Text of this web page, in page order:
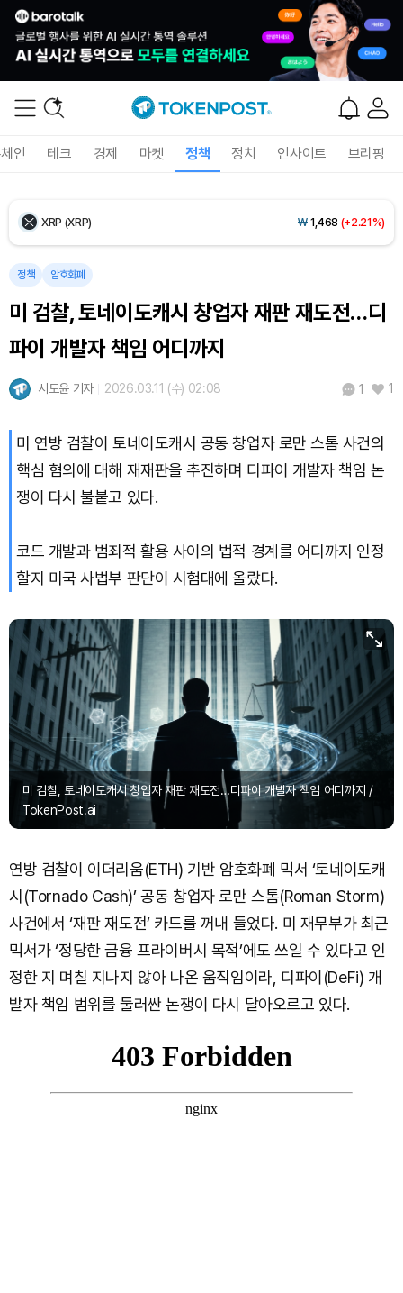
인 테크 경제 마켓 정책 정치 인사이트 브리핑
Ethereum (ETH) ₩2,704,398(+0.40%)
XRP (XRP) ₩ 1,468 (+2.21%)
Solana (SOL)
TRON (TRX) ₩462.7(+0.47%)
Hyperliquid (HYPE)
Bitcoin (BTC) ₩ 91,584,375(+0.42%)
정책 암호화폐
미 검찰, 토네이도캐시 창업자 재판 재도전…디
파이 개발자 책임 어디까지
서도윤 기자 2026.03.11 (수) 02:08 1 1
미 연방 검찰이 토네이도캐시 공동 창업자 로만 스톰 사건의
핵심 혐의에 대해 재재판을 추진하며 디파이 개발자 책임 논
쟁이 다시 불붙고 있다.
코드 개발과 범죄적 활용 사이의 법적 경계를 어디까지 인정
할지 미국 사법부 판단이 시험대에 올랐다.
미 검찰, 토네이도캐시 창업자 재판 재도전…디파이 개발자 책임 어디까지 /
TokenPost.ai
연방 검찰이 이더리움(ETH) 기반 암호화폐 믹서 ‘토네이도캐
시(Tornado Cash)’ 공동 창업자 로만 스톰(Roman Storm)
사건에서 ‘재판 재도전’ 카드를 꺼내 들었다. 미 재무부가 최근
믹서가 ‘정당한 금융 프라이버시 목적’에도 쓰일 수 있다고 인
정한 지 며칠 지나지 않아 나온 움직임이라, 디파이(DeFi) 개
발자 책임 범위를 둘러싼 논쟁이 다시 달아오르고 있다.